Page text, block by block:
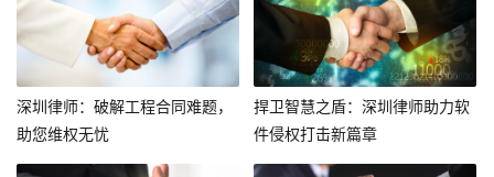
深圳律师：破解工程合同难题，
助您维权无忧
捍卫智慧之盾：深圳律师助力软
件侵权打击新篇章